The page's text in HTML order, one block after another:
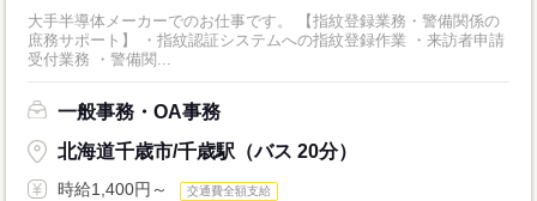
大手半導体メーカーでのお仕事です。 【指紋登録業務・警備関係の
庶務サポート】 ・指紋認証システムへの指紋登録作業 ・来訪者申請
受付業務 ・警備関...
一般事務・OA事務
北海道千歳市/千歳駅（バス 20分）
時給1,400円～ 交通費全額支給